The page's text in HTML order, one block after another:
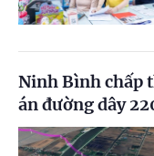
Ninh Bình chấp
án đường dây